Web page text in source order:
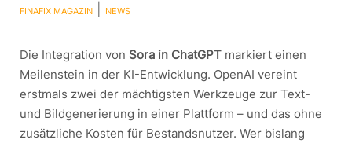
FINAFIX MAGAZIN| NEWS
Die Integration von Sora in ChatGPTmarkiert einen
Meilenstein in der KI-Entwicklung. OpenAI vereint
erstmals zwei der mächtigsten Werkzeuge zur Text-
und Bildgenerierung in einer Plattform – und das ohne
zusätzliche Kosten für Bestandsnutzer. Wer bislang